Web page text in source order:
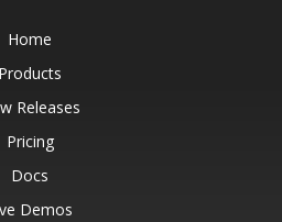
Home
Products
Releases
Pricing
Docs
Demos